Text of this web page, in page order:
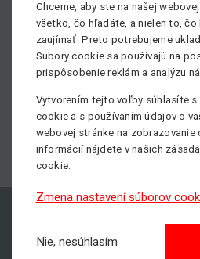
Chceme, aby ste na našej
všetko, čo hľadáte, a nielen to,
zaujímať. Preto potrebujeme
Súbory cookie sa používajú na
prispôsobenie reklám a analýzu
Vytvorením tejto voľby súhlasíte
cookie a s používaním údajov o
webovej stránke na zobrazovanie
informácií nájdete v našich
cookie.
Zmena nastavení súborov
Nie, nesúhlasím